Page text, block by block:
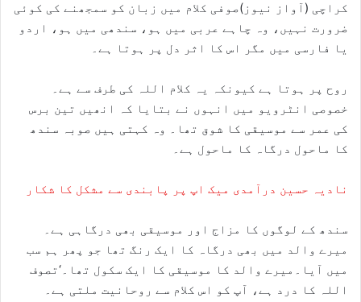
کراچی (آواز نیوز)صوفی کلام میں زبان کو سمجھنے کی کوئی
ضرورت نہیں، وہ چاہے عربی میں ہو، سندھی میں ہو، اردو
یا فارسی میں مگر اس کا اثر دل پر ہوتا ہے۔
روح پر ہوتا ہے کیونکہ یہ کلام اللہ کی طرف سے ہے۔
خصوصی انٹرویو میں انہوں نے بتایا کہ انھیں تین برس
کی عمر سے موسیقی کا شوق تھا۔ وہ کہتی ہیں صوبہ سندھ
کا ماحول درگاہ کا ماحول ہے۔
نادیہ حسین درآمدی میک اپ پر پابندی سے مشکل کا شکار
سندھ کے لوگوں کا مزاج اور موسیقی بھی درگاہی ہے۔
میرے والد میں بھی درگاہ کا ایک رنگ تھا جو پھر ہم سب
میں آیا۔میرے والد کا موسیقی کا ایک سکول تھا۔‘تصوف
اللہ کا درد ہے، آپ کو اس کلام سے روحانیت ملتی ہے۔